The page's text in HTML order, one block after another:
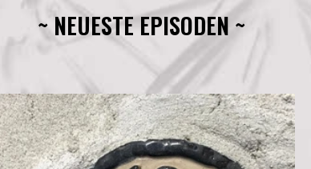
~ NEUESTE EPISODEN ~